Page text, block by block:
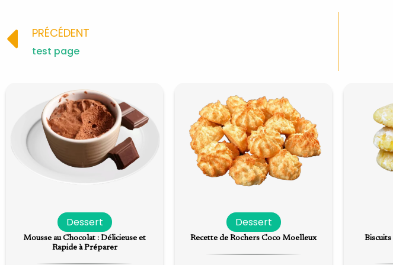
Prev
PRÉCÉDENT
test page
Dessert
Mousse au Chocolat : Délicieuse et
Rapide à Préparer
Dessert
Recette de Rochers Coco Moelleux